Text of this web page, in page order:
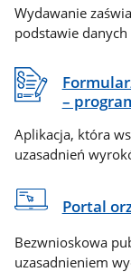
Wydawanie
podstawie
–
Aplikacja, która
uzasadnień
Portal
Bezwnioskowa
uzasadnieniem